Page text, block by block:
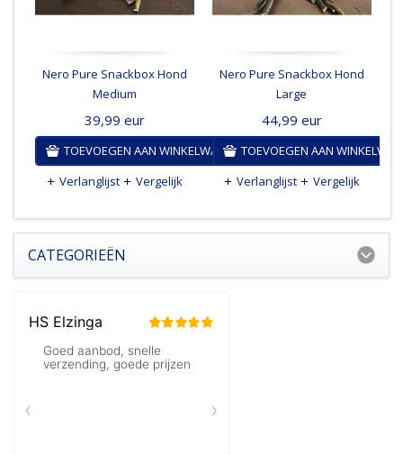
Nero Pure Snackbox Hond
Medium
39,99 eur
TOEVOEGEN AAN WINKELWAGEN
Verlanglijst
Vergelijk
Nero Pure Snackbox Hond
Large
44,99 eur
TOEVOEGEN AAN
Verlanglijst
Vergelijk
CATEGORIEËN